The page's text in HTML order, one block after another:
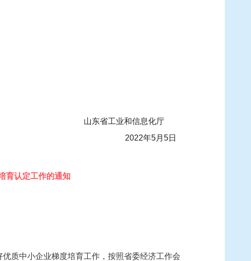
山东省工业和信息化厅
2022年5月5日
育认定工作的通知
质中小企业梯度培育工作，按照省委经济工作会